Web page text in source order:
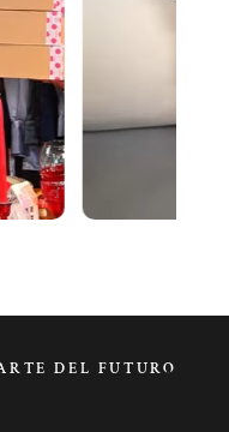
DEL FUTURO